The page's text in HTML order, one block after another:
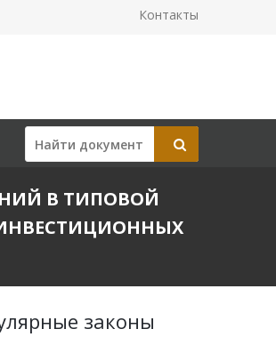
Контакты
В ТИПОВОЙ
законы